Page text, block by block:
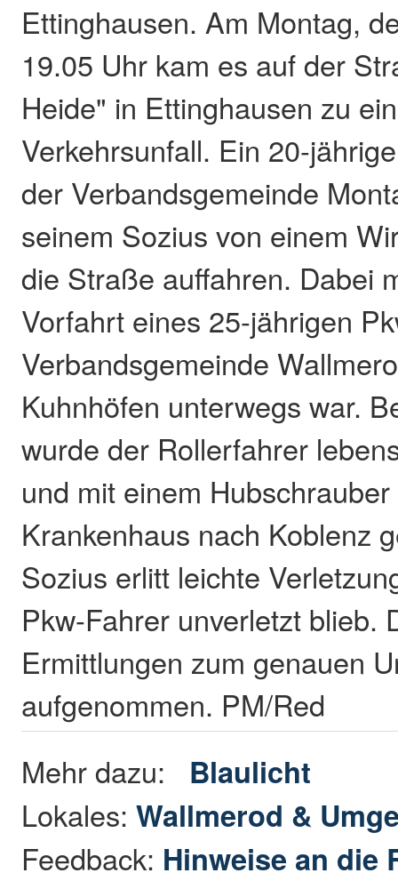
Ettinghausen. Am Montag,
19.05 Uhr kam es auf der
Heide" in Ettinghausen zu
Verkehrsunfall. Ein 20-
der Verbandsgemeinde
seinem Sozius von einem
die Straße auffahren. Dabei
Vorfahrt eines 25-jährigen
Verbandsgemeinde
Kuhnhöfen unterwegs war.
wurde der Rollerfahrer
und mit einem
Krankenhaus nach Koblenz
Sozius erlitt leichte
Pkw-Fahrer unverletzt blieb.
Ermittlungen zum genauen
aufgenommen. PM/Red
Mehr dazu: Blaulicht
Lokales:Wallmerod &
Feedback: Hinweise an die